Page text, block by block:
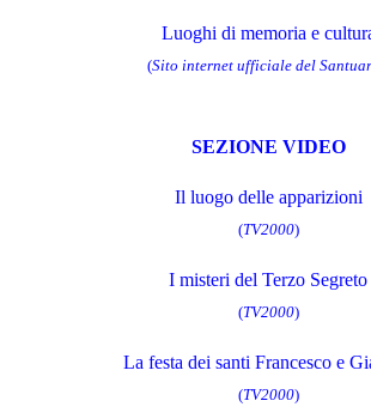
Luoghi di memoria e
(Sito internet ufficiale del
SEZIONE VIDEO
Il luogo delle apparizioni
(TV2000)
I misteri del Terzo Segreto
(TV2000)
La festa dei santi Francesco e
(TV2000)